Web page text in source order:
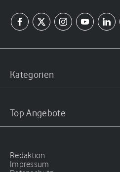
Kategorien
Top Angebote
Redaktion
Impressum